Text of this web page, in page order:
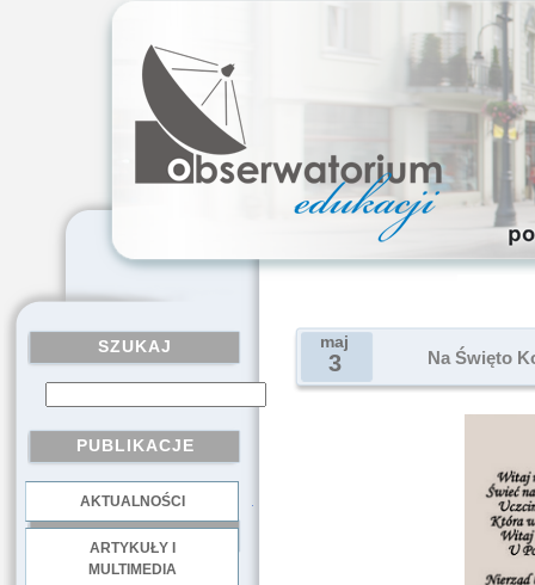
SZUKAJ
PUBLIKACJE
AKTUALNOŚCI
ARTYKUŁY I
MULTIMEDIA
maj
3 Na Święto